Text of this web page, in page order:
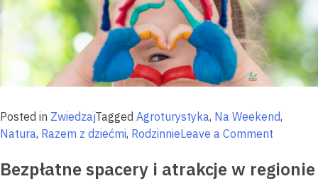
Posted in ZwiedzajTagged Agroturystyka, Na Weekend,
Natura, Razem z dziećmi, RodzinnieLeave a Comment
dla
Bezpłatne spacery i atrakcje w regionie